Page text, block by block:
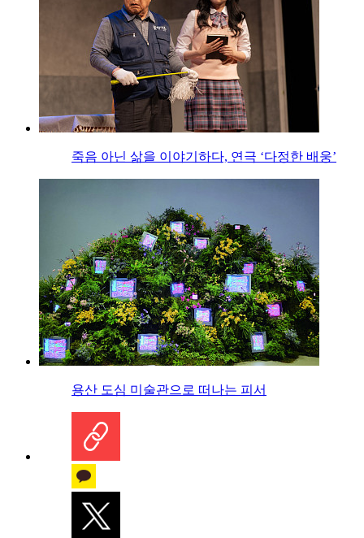
죽음 아닌 삶을 이야기하다, 연극 ‘다정한 배웅’
용산 도심 미술관으로 떠나는 피서